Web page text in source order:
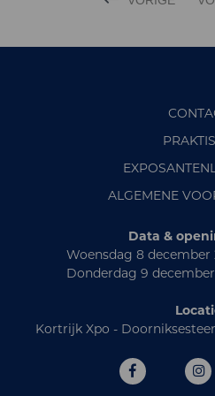
ALGEMENE
Data &
Woensdag 8 december
Donderdag 9 december
Kortrijk Xpo -